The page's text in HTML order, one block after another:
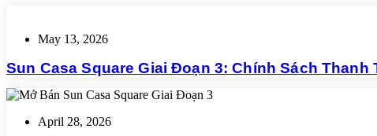
May 13, 2026
Sun Casa Square Giai Đoạn 3: Chính Sách Thanh
April 28, 2026